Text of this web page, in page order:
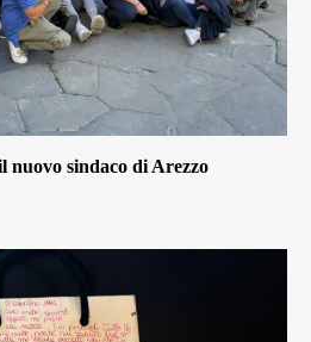
nuovo sindaco di Arezzo